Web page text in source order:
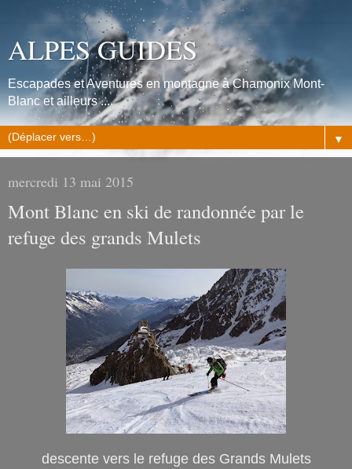
ALPES GUIDES
Escapades et Aventures en montagne à Chamonix Mont-
Blanc et ailleurs ....
▼
mercredi 13 mai 2015
Mont Blanc en ski de randonnée par le
refuge des grands Mulets
descente vers le refuge des Grands Mulets